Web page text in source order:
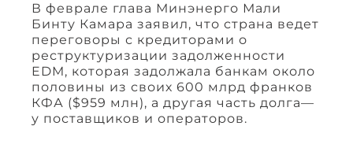
В феврале глава Минэнерго Мали
Бинту Камара заявил, что страна ведет
переговоры с кредиторами о
реструктуризации задолженности
EDM, которая задолжала банкам около
половины из своих 600 млрд франков
КФА ($959 млн), а другая часть долга—
у поставщиков и операторов.